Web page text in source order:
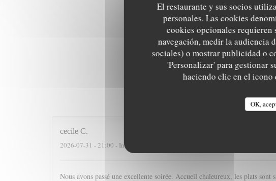
El restaurante y sus socios
personales. Las cookies
cookies opcionales requieren
navegación, medir la audiencia
sociales) o mostrar publicidad o
'Personalizar' para gestionar
haciendo clic en el
OK,
cecile C
2026-07-31 - 21:00 - Invitados 4
Nous avons passé une excellente soirée. Accueil chaleureux, les plats sont